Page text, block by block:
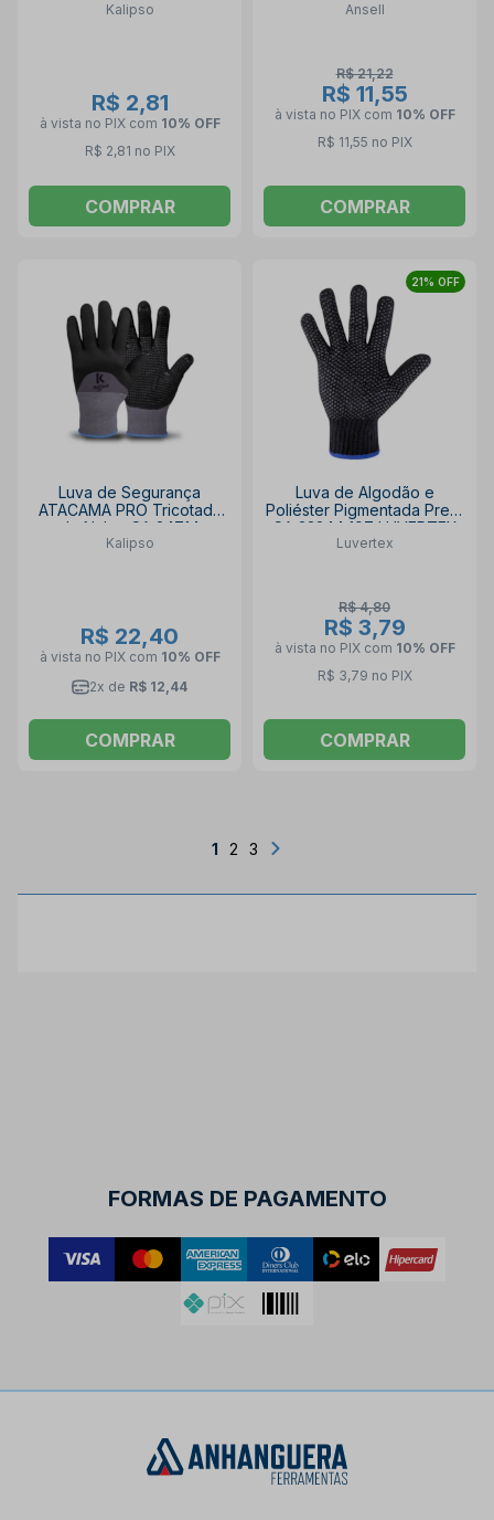
Kalipso
R$ 2,81
à vista no PIX com 10% OFF
R$ 2,81 no PIX
COMPRAR
HYFLEX ANSELL
Ansell
R$ 21,22
R$ 11,55
à vista no PIX com 10% OFF
R$ 11,55 no PIX
COMPRAR
Luva de Segurança
ATACAMA PRO Tricotada
de Nylon CA 34714
KALIPSO
Kalipso
R$ 22,40
à vista no PIX com 10% OFF
2x de R$ 12,44
COMPRAR
21% OFF
Luva de Algodão e
Poliéster Pigmentada Preta
CA 33244 197 LUVERTEX
Luvertex
R$ 4,80
R$ 3,79
à vista no PIX com 10% OFF
R$ 3,79 no PIX
COMPRAR
1 2 3
FORMAS DE PAGAMENTO